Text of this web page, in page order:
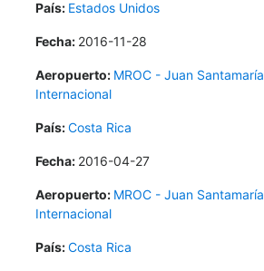
País: Estados Unidos
Fecha: 2016-11-28
Aeropuerto: MROC - Juan Santamaría
Internacional
País:Costa Rica
Fecha: 2016-04-27
Aeropuerto: MROC - Juan Santamaría
Internacional
País:Costa Rica